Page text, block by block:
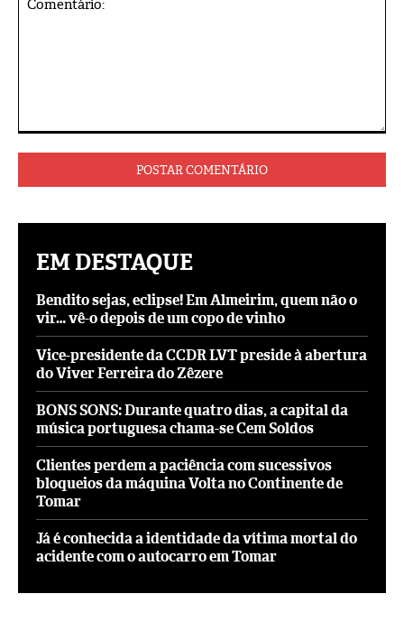
EM DESTAQUE
Bendito sejas, eclipse! Em Almeirim, quem não o
vir… vê-o depois de um copo de vinho
Vice-presidente da CCDR LVT preside à abertura
do Viver Ferreira do Zêzere
BONS SONS: Durante quatro dias, a capital da
música portuguesa chama-se Cem Soldos
Clientes perdem a paciência com sucessivos
bloqueios da máquina Volta no Continente de
Tomar
Já é conhecida a identidade da vítima mortal do
acidente com o autocarro em Tomar